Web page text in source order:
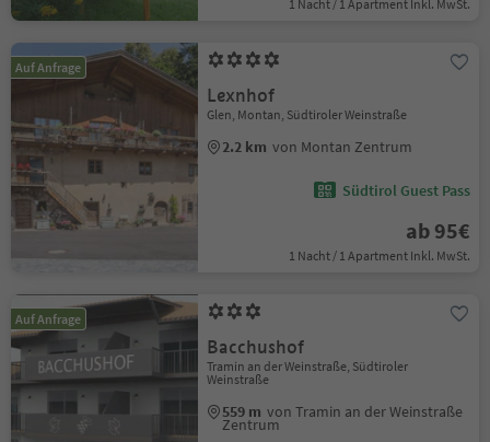
1 Nacht / 1 Apartment Inkl. MwSt.
Auf Anfrage
Lexnhof
Glen, Montan, Südtiroler Weinstraße
2.2 km von Montan Zentrum
Südtirol Guest Pass
ab 95€
1 Nacht / 1 Apartment Inkl. MwSt.
Auf Anfrage
Bacchushof
Tramin an der Weinstraße, Südtiroler
Weinstraße
559 m von Tramin an der Weinstraße
Zentrum